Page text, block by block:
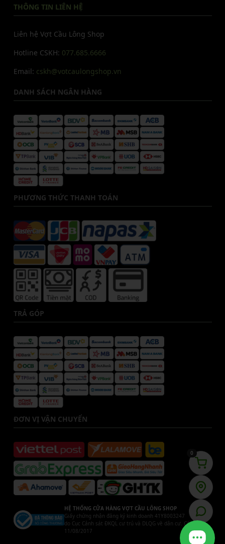
THÔNG TIN LIÊN HỆ
Liên hệ Vợt Cầu Lông Shop
Hotline CSKH: 077.685.6666
Email: cskh@votcaulongshop.vn
DANH SÁCH NGÂN HÀNG
PHƯƠNG THỨC THANH TOÁN
TRẢ GÓP
ĐƠN VỊ VẬN CHUYỂN
HỆ THỐNG CỬA HÀNG VỢT CẦU LÔNG SHOP
Giấy chứng nhận đăng ký kinh doanh 41Y8003247
do Cục Cảnh sát ĐKQL cư trú và DLQG về dân cư. Cấp ngày
11/08/2017
0